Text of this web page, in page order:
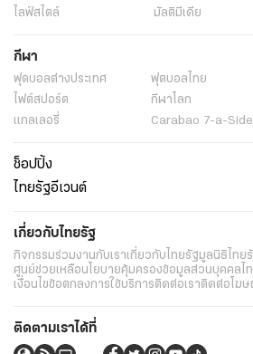
ไลฟ์สไตล์
มัลติมีเดีย
กีฬา
ฟุตบอลต่่างประเทศ ฟุตบอลไทย
ไฟต์สปอร์ต
กีฬาโลก
แกลเลอรี่
Carabao 7-a-
ช็อปปิ้ง
ไทยรัฐอีเวนต์
เกี่ยวกับไทยรัฐ
กิจกรรมร่วมงานกับเราเกี่ยวกับไทยรัฐมูลนิธิไทย
ศูนย์ช่วยเหลือนโยบายคุ้มครองข้อมูลส่วนบุคคลไ
เงื่อนไขข้อตกลงการใช้บริการติดต่อเราติดต่อโฆ
ติดตามเราได้ที่